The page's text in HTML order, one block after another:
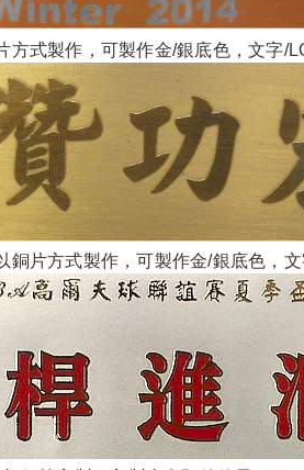
方式製作，可製作金/銀底色，文字/
銅片方式製作，可製作金/銀底色，